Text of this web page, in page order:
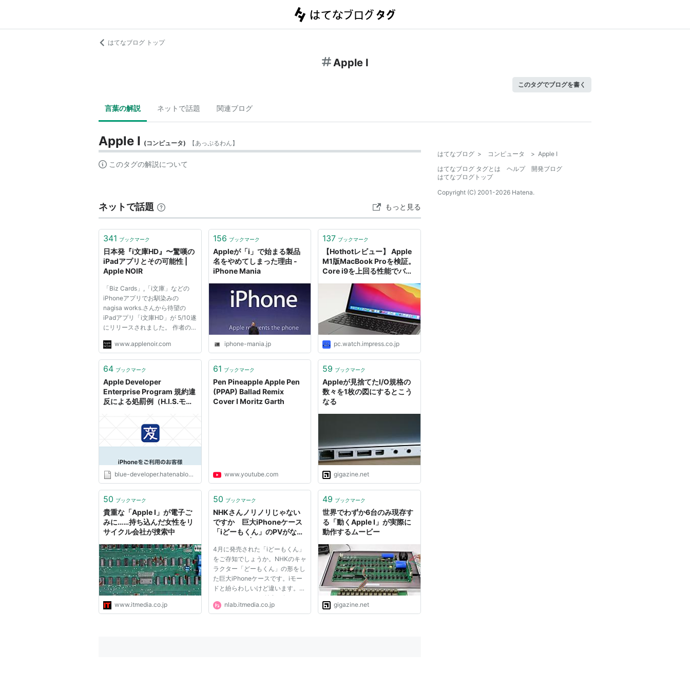
はてなブログ トップ
Apple I
このタグでブログを書く
言葉の解説 ネットで話題 関連ブログ
Apple I (コンピュータ) 【あっぷるわん】
このタグの解説について
ネットで話題 もっと見る
341 ブックマーク
日本発『i文庫HD』〜驚嘆の
iPadアプリとその可能性 |
Apple NOIR
「Biz Cards」,「i文庫」などの
iPhoneアプリでお馴染みの
nagisa works.さんから待望の
iPadアプリ「i文庫HD」が 5/10遂
にリリースされました。 作者の
で懇意にさせていただいている関
め、リリース前の最終版をテスト
速ご紹介し...
www.applenoir.com
156 ブックマーク
Appleが「i」で始まる製品
名をやめてしまった理由 -
iPhone Mania
iphone-mania.jp
137 ブックマーク
【Hothotレビュー】 Apple
M1版MacBook Proを検証。
Core i9を上回る性能でバッ
換機能のRosetta 2でも十分
な速さで動作
pc.watch.impress.co.jp
64 ブックマーク
Apple Developer
Enterprise Program 規約違
反による処罰例（H.I.S.モバ
blue-developer.hatenablog.com
61 ブックマーク
Pen Pineapple Apple Pen
(PPAP) Ballad Remix
Cover I Moritz Garth
www.youtube.com
59 ブックマーク
Appleが見捨てたI/O規格の
数々を1枚の図にするとこう
なる
gigazine.net
50 ブックマーク
貴重な「Apple I」が電子ご
みに……持ち込んだ女性をリ
サイクル会社が捜索中
www.itmedia.co.jp
50 ブックマーク
NHKさんノリノリじゃない
ですか 巨大iPhoneケース
「iどーもくん」のPVがなぜ
4月に発売された「iどーもくん」
をご存知でしょうか。NHKのキャ
ラクター「どーもくん」の形をし
た巨大iPhoneケースです。iモー
ドと紛らわしいけど違います。そ
んなiどーもくんの魅力を伝える
動画がこのほど、YouTubeで公開
nlab.itmedia.co.jp
49 ブックマーク
世界でわずか6台のみ現存す
る「動くApple I」が実際に
動作するムービー
gigazine.net
はてなブログ > コンピュータ > Apple I
はてなブログ タグとは
ヘルプ
開発ブログ
はてなブログトップ
Copyright (C) 2001-2026 Hatena.